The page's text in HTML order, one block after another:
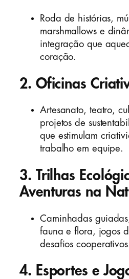
Roda de histórias,
marshmallows e
integração que
coração.
2. Oficinas
Artesanato, teatro,
projetos de
que estimulam
trabalho em equipe.
3. Trilhas
Aventuras na
Caminhadas
fauna e flora, jogos
desafios
4. Esportes e